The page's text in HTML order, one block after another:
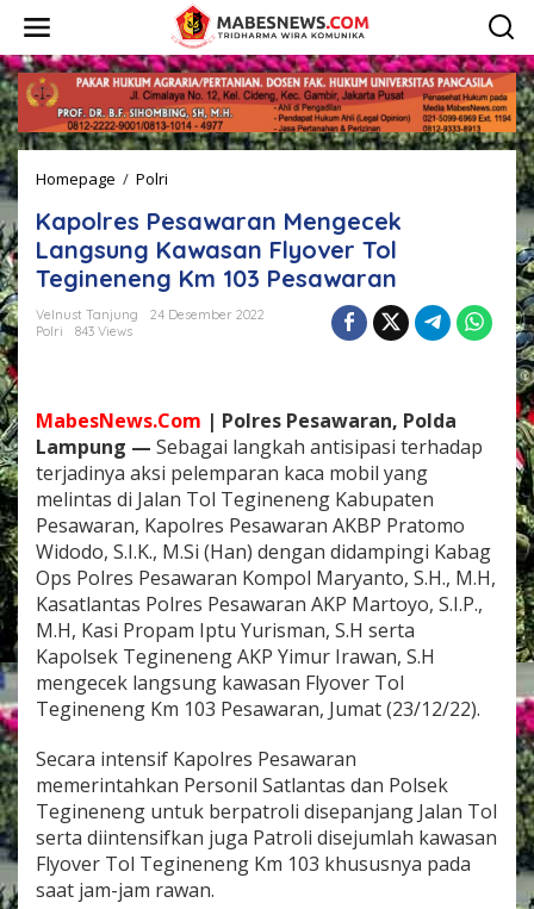
w
a
t
i
k
e
k
o
n
t
e
n
Homepage / Polri
p
o
l
r
e
a
w
a
a
n
M
e
n
g
e
c
k
L
n
g
u
n
g
K
Kapolres Pesawaran Mengecek
Langsung Kawasan Flyover Tol
Tegineneng Km 103 Pesawaran
Velnust Tanjung
24 Desember 2022
Polri
843 Views
MabesNews.Com | Polres Pesawaran, Polda
Lampung — Sebagai langkah antisipasi terhadap
terjadinya aksi pelemparan kaca mobil yang
melintas di Jalan Tol Tegineneng Kabupaten
Pesawaran, Kapolres Pesawaran AKBP Pratomo
Widodo, S.I.K., M.Si (Han) dengan didampingi Kabag
Ops Polres Pesawaran Kompol Maryanto, S.H., M.H,
Kasatlantas Polres Pesawaran AKP Martoyo, S.I.P.,
M.H, Kasi Propam Iptu Yurisman, S.H serta
Kapolsek Tegineneng AKP Yimur Irawan, S.H
mengecek langsung kawasan Flyover Tol
Tegineneng Km 103 Pesawaran, Jumat (23/12/22).
Secara intensif Kapolres Pesawaran
memerintahkan Personil Satlantas dan Polsek
Tegineneng untuk berpatroli disepanjang Jalan Tol
serta diintensifkan juga Patroli disejumlah kawasan
Flyover Tol Tegineneng Km 103 khususnya pada
saat jam-jam rawan.